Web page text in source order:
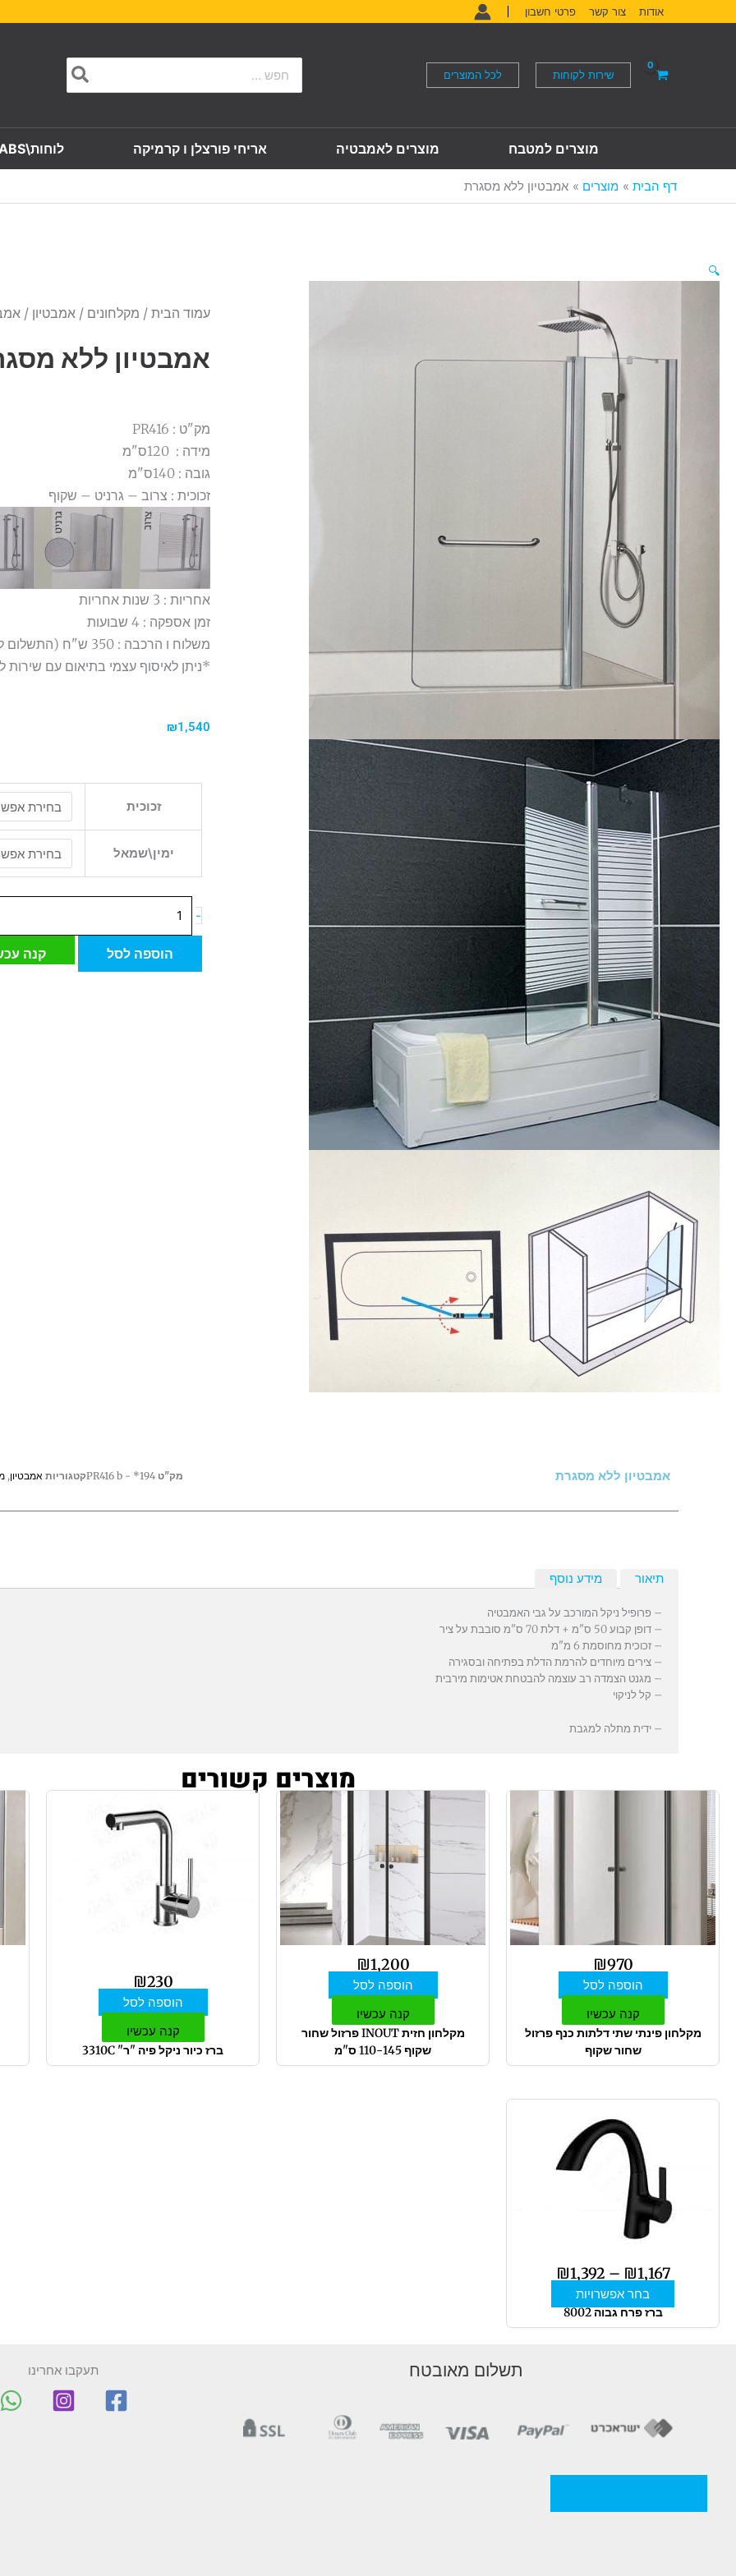
לתוכן
אודות צור קשר פרטי חשבון
שירות לקוחות לכל המוצרים
for:
מוצרים למטבח מוצרים לאמבטיה אריחי פורצלן ו קרמיקה לוחות\SLABS
דף הבית מוצרים אמבטיון ללא מסגרת
🔍
עמוד הבית / מקלחונים / אמבטיון /
אמבטיון ללא
מק"ט : PR416
מידה : 120ס"מ
גובה : 140ס"מ
זכוכית : צרוב – גרניט – שקוף
אחריות : 3 שנות אחריות
זמן אספקה : 4 שבועות
משלוח ו הרכבה : 350 ש"ח (התשלום למתקין)
*ניתן לאיסוף עצמי בתיאום עם שירות
₪1,540
זכוכית
ימין\שמאל
-
אמבטיון
ללא
הוספה לסל קנה
אמבטיון ללא מסגרת מק"ט194* - PR416 b קטגוריות אמבטיון,
תיאור מידע נוסף
– פרופיל ניקל המורכב על גבי האמבטיה
– דופן קבוע 50 ס"מ + דלת 70 ס"מ סובבת על ציר
– זכוכית מחוסמת 6 מ"מ
– צירים מיוחדים להרמת הדלת בפתיחה ובסגירה
– מגנט הצמדה רב עוצמה להבטחת אטימות מירבית
– קל לניקוי
– ידית מתלה למגבת
מוצרים קשורים
₪970
הוספה לסל
קנה עכשיו
מקלחון פינתי שתי דלתות כנף פרזול
שחור שקוף
₪1,200
הוספה לסל
קנה עכשיו
מקלחון חזית INOUT פרזול שחור
שקוף 110-145 ס"מ
₪230
הוספה לסל
קנה עכשיו
ברז כיור ניקל פיה "ר" 3310C
₪1,167
–
₪1,392
עד
בחר אפשרויות
זה
מספר
האפשרויות
בעמוד
המוצר
ברז פרח גבוה 8002
תשלום מאובטח תעקבו אחרינו